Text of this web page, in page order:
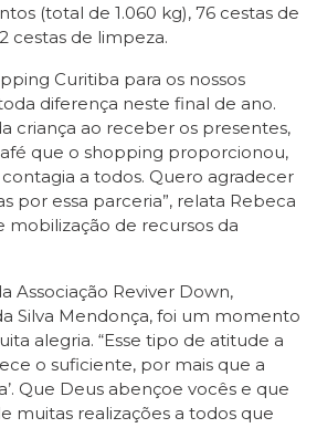
(total de 1.060 kg), 76 cestas de
cestas de limpeza.
Curitiba para os nossos
diferença neste final de ano.
criança ao receber os presentes,
que o shopping proporcionou,
a todos. Quero agradecer
por essa parceria”, relata Rebeca
mobilização de recursos da
Associação Reviver Down,
Silva Mendonça, foi um momento
alegria. “Esse tipo de atitude a
o suficiente, por mais que a
Que Deus abençoe vocês e que
muitas realizações a todos que